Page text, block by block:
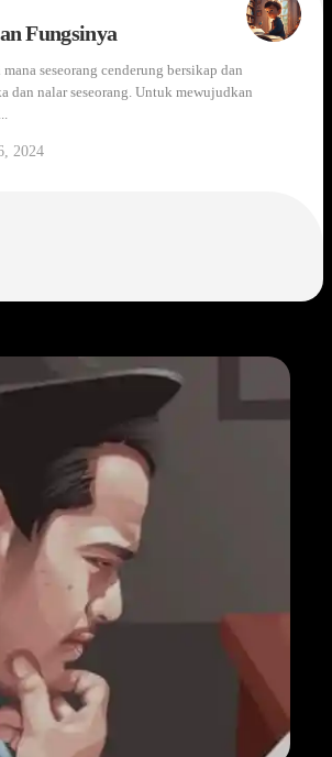
Fungsinya
seseorang cenderung bersikap dan
dan nalar seseorang. Untuk mewujudkan
2024